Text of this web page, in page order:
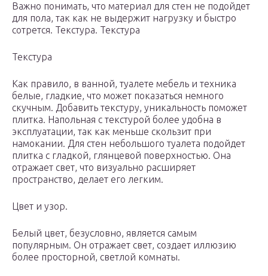
Важно понимать, что материал для стен не подойдет
для пола, так как не выдержит нагрузку и быстро
сотрется. Текстура. Текстура
Текстура
Как правило, в ванной, туалете мебель и техника
белые, гладкие, что может показаться немного
скучным. Добавить текстуру, уникальность поможет
плитка. Напольная с текстурой более удобна в
эксплуатации, так как меньше скользит при
намокании. Для стен небольшого туалета подойдет
плитка с гладкой, глянцевой поверхностью. Она
отражает свет, что визуально расширяет
пространство, делает его легким.
Цвет и узор.
Белый цвет, безусловно, является самым
популярным. Он отражает свет, создает иллюзию
более просторной, светлой комнаты.